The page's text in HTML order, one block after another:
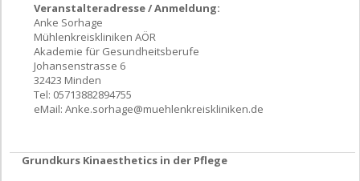
Veranstalteradresse / Anmeldung:
Anke Sorhage
Mühlenkreiskliniken AÖR
Akademie für Gesundheitsberufe
Johansenstrasse 6
32423 Minden
Tel: 05713882894755
eMail: Anke.sorhage@muehlenkreiskliniken.de
Grundkurs Kinaesthetics in der Pflege